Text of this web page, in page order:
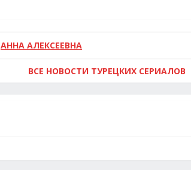
АННА АЛЕКСЕЕВНА
ВСЕ НОВОСТИ ТУРЕЦКИХ СЕРИАЛОВ